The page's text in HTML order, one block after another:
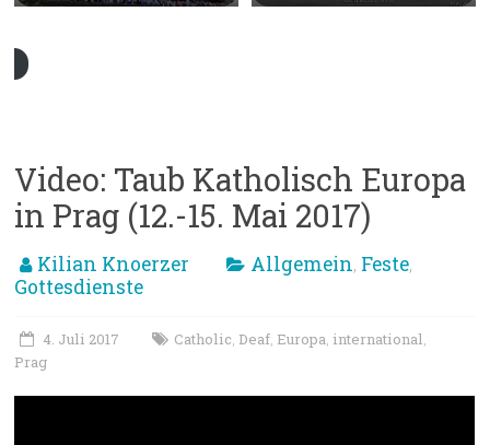
Video: Taub Katholisch Europa
in Prag (12.-15. Mai 2017)
Kilian Knoerzer Allgemein, Feste,
Gottesdienste
4. Juli 2017 Catholic Deaf Europa international
Prag